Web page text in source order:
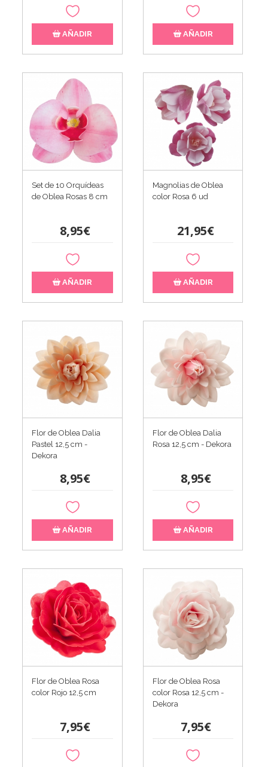
AÑADIR AÑADIR
Set de 10 Orquídeas
de Oblea Rosas 8 cm
8,95€
AÑADIR
Magnolias de Oblea
color Rosa 6 ud
21,95€
AÑADIR
Flor de Oblea Dalia
Pastel 12,5 cm -
Dekora
8,95€
AÑADIR
Flor de Oblea Dalia
Rosa 12,5 cm - Dekora
8,95€
AÑADIR
Flor de Oblea Rosa
color Rojo 12,5 cm
7,95€
Flor de Oblea Rosa
color Rosa 12,5 cm -
Dekora
7,95€